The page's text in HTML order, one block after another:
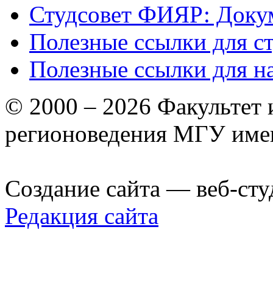
Студсовет ФИЯР:
Полезные ссылки для
Полезные ссылки для
© 2000 – 2026 Факультет
регионоведения МГУ
Создание сайта — веб-
Редакция сайта